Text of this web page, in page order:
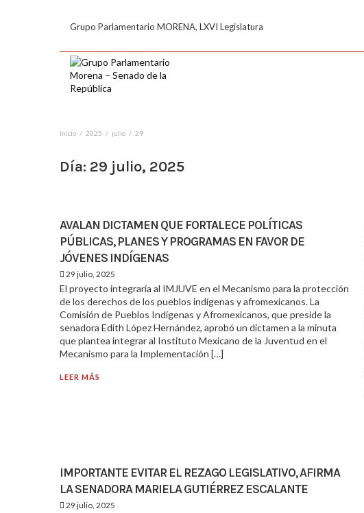
Grupo Parlamentario MORENA, LXVI Legislatura
Inicio 2025 julio 29
Día: 29 julio, 2025
AVALAN DICTAMEN QUE FORTALECE POLÍTICAS
PÚBLICAS, PLANES Y PROGRAMAS EN FAVOR DE
JÓVENES INDÍGENAS
29 julio, 2025
El proyecto integraría al IMJUVE en el Mecanismo para la protección
de los derechos de los pueblos indígenas y afromexicanos. La
Comisión de Pueblos Indígenas y Afromexicanos, que preside la
senadora Edith López Hernández, aprobó un dictamen a la minuta
que plantea integrar al Instituto Mexicano de la Juventud en el
Mecanismo para la Implementación […]
LEER MÁS
IMPORTANTE EVITAR EL REZAGO LEGISLATIVO, AFIRMA
LA SENADORA MARIELA GUTIÉRREZ ESCALANTE
29 julio, 2025